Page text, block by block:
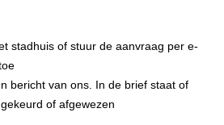
stadhuis of stuur de aanvraag per e-
bericht van ons. In de brief staat of
of afgewezen